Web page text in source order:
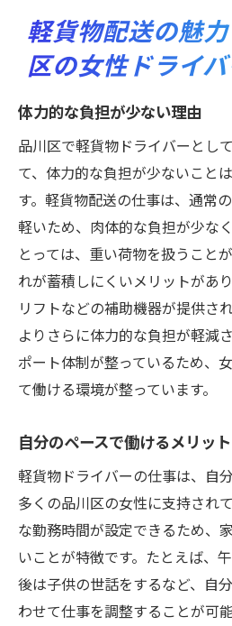
軽貨物配送の魅
区の女性ドライ
体力的な負担が少ない理由
品川区で軽貨物ドライバーとし
て、体力的な負担が少ないこと
す。軽貨物配送の仕事は、通常
軽いため、肉体的な負担が少な
とっては、重い荷物を扱うこと
れが蓄積しにくいメリットがあ
リフトなどの補助機器が提供さ
よりさらに体力的な負担が軽減
ポート体制が整っているため、
て働ける環境が整っています。
自分のペースで働けるメリット
軽貨物ドライバーの仕事は、自
多くの品川区の女性に支持され
な勤務時間が設定できるため、
いことが特徴です。たとえば、
後は子供の世話をするなど、自
わせて仕事を調整することが可